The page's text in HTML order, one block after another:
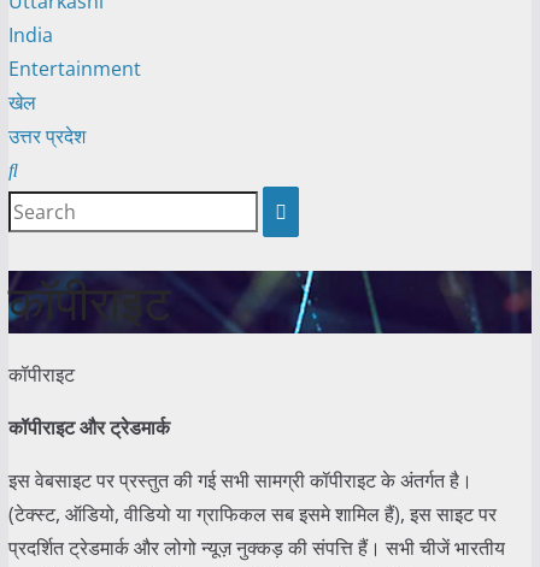
India
Entertainment
खेल
उत्तर प्रदेश
कॉपीराइट
कॉपीराइट
कॉपीराइट और ट्रेडमार्क
इस वेबसाइट पर प्रस्तुत की गई सभी सामग्री कॉपीराइट के अंतर्गत है।
(टेक्स्ट, ऑडियो, वीडियो या ग्राफिकल सब इसमे शामिल हैं), इस साइट पर
प्रदर्शित ट्रेडमार्क और लोगो न्यूज़ नुक्कड़ की संपत्ति हैं। सभी चीजें भारतीय